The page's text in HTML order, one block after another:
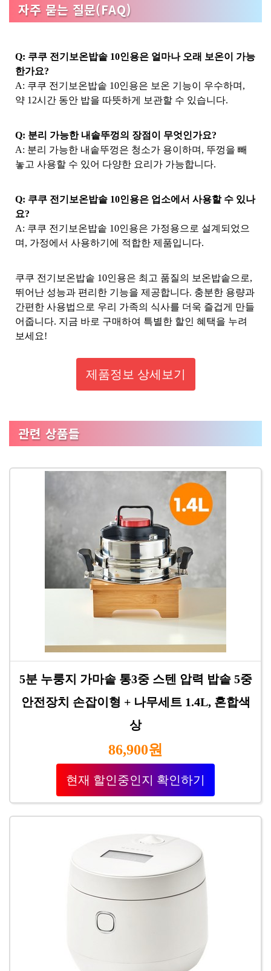
자주 묻는 질문(FAQ)
Q: 쿠쿠 전기보온밥솥 10인용은 얼마나 오래 보온이 가능
한가요?
A: 쿠쿠 전기보온밥솥 10인용은 보온 기능이 우수하며,
약 12시간 동안 밥을 따뜻하게 보관할 수 있습니다.
Q: 분리 가능한 내솥뚜껑의 장점이 무엇인가요?
A: 분리 가능한 내솥뚜껑은 청소가 용이하며, 뚜껑을 빼
놓고 사용할 수 있어 다양한 요리가 가능합니다.
Q: 쿠쿠 전기보온밥솥 10인용은 업소에서 사용할 수 있나
요?
A: 쿠쿠 전기보온밥솥 10인용은 가정용으로 설계되었으
며, 가정에서 사용하기에 적합한 제품입니다.
쿠쿠 전기보온밥솥 10인용은 최고 품질의 보온밥솥으로,
뛰어난 성능과 편리한 기능을 제공합니다. 충분한 용량과
간편한 사용법으로 우리 가족의 식사를 더욱 즐겁게 만들
어줍니다. 지금 바로 구매하여 특별한 할인 혜택을 누려
보세요!
제품정보 상세보기
관련 상품들
5분 누룽지 가마솥 통3중 스텐 압력 밥솥 5중
안전장치 손잡이형 + 나무세트 1.4L, 혼합색
상
86,900원
현재 할인중인지 확인하기